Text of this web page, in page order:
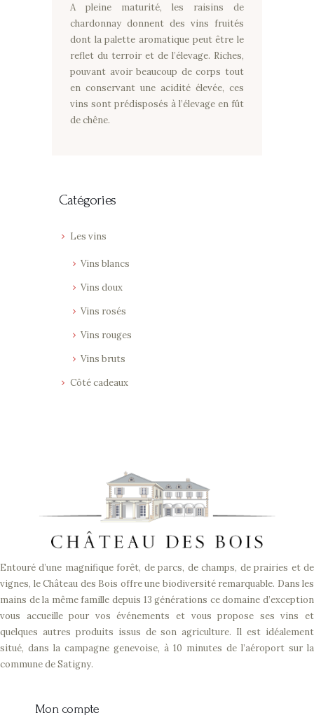
A pleine maturité, les raisins de
chardonnay donnent des vins fruités
dont la palette aromatique peut être le
reflet du terroir et de l’élevage. Riches,
pouvant avoir beaucoup de corps tout
en conservant une acidité élevée, ces
vins sont prédisposés à l’élevage en fût
de chêne.
Catégories
Les vins
Vins blancs
Vins doux
Vins rosés
Vins rouges
Vins bruts
Côté cadeaux
Entouré d’une magnifique forêt, de parcs, de champs, de prairies et de
vignes, le Château des Bois offre une biodiversité remarquable. Dans les
mains de la même famille depuis 13 générations ce domaine d’exception
vous accueille pour vos événements et vous propose ses vins et
quelques autres produits issus de son agriculture. Il est idéalement
situé, dans la campagne genevoise, à 10 minutes de l’aéroport sur la
commune de Satigny.
Mon compte